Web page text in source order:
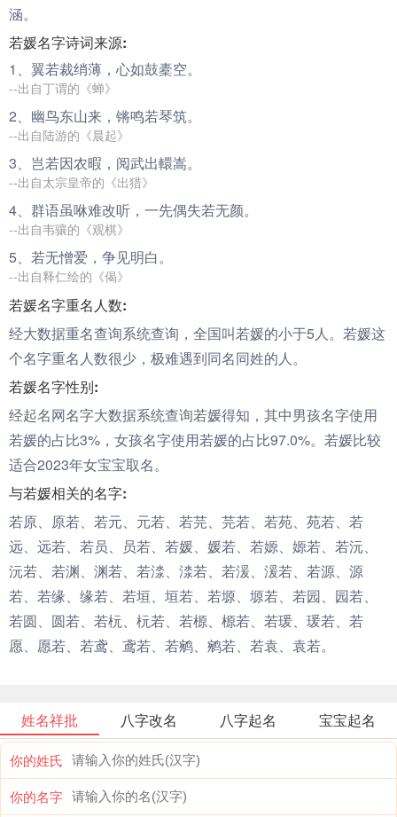
涵。
若媛名字诗词来源:
1、翼若裁绡薄，心如鼓橐空。
--出自丁谓的《蝉》
2、幽鸟东山来，锵鸣若琴筑。
--出自陆游的《晨起》
3、岂若因农暇，阅武出轘嵩。
--出自太宗皇帝的《出猎》
4、群语虽咻难改听，一先偶失若无颜。
--出自韦骧的《观棋》
5、 若无憎爱，争见明白。
--出自释仁绘的《偈》
若媛名字重名人数:
经大数据重名查询系统查询，全国叫若媛的小于5人。若媛这
个名字重名人数很少，极难遇到同名同姓的人。
若媛名字性别:
经起名网名字大数据系统查询若媛得知，其中男孩名字使用
若媛的占比3%，女孩名字使用若媛的占比97.0%。若媛比较
适合2023年女宝宝取名。
与若媛相关的名字:
若原、原若、若元、元若、若芫、芫若、若苑、苑若、若
远、远若、若员、员若、若媛、媛若、若嫄、嫄若、若沅、
沅若、若渊、渊若、若渁、渁若、若湲、湲若、若源、源
若、若缘、缘若、若垣、垣若、若塬、塬若、若园、园若、
若圆、圆若、若杬、杬若、若榞、榞若、若瑗、瑗若、若
愿、愿若、若鸢、鸢若、若鹓、鹓若、若袁、袁若。
姓名祥批 八字改名 八字起名 宝宝起名
你的姓氏
你的名字